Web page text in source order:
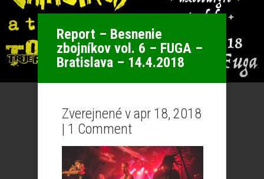
Report – Besnenie
zbojníkov vol. 6 – FUGA –
Bratislava – 14.4.2018
Zverejnené v apr 18, 2018
| 1 Comment